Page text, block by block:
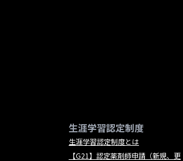
生涯学習認定制度
生涯学習認定制度とは
【G21】認定薬剤師申請（新規、更